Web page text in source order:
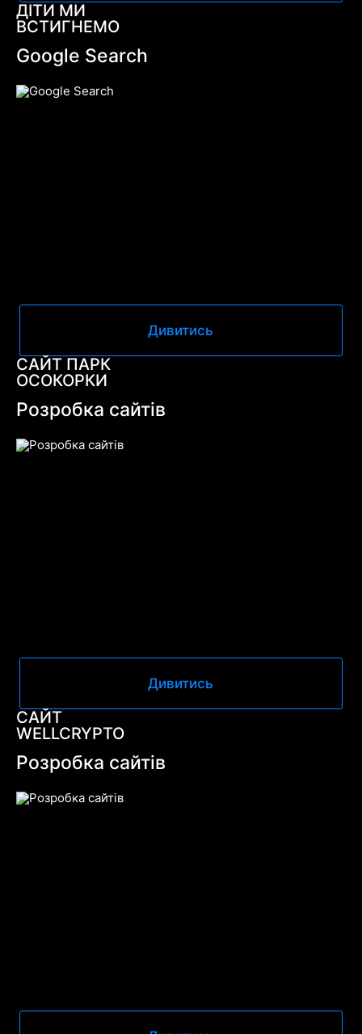
ДІТИ МИ
ВСТИГНЕМО
Google Search
Дивитись
САЙТ ПАРК
ОСОКОРКИ
Розробка сайтів
Дивитись
САЙТ
WELLCRYPTO
Розробка сайтів